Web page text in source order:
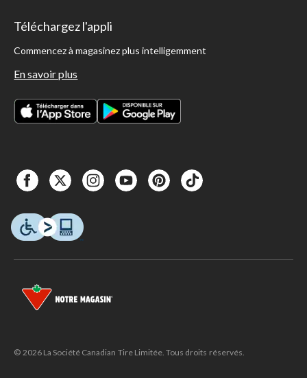
Téléchargez l'appli
Commencez à magasinez plus intelligemment
En savoir plus
© 2026 La Société Canadian Tire Limitée. Tous droits réservés.